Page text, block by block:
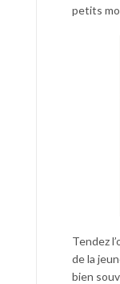
petits
Tendez
de la
bien